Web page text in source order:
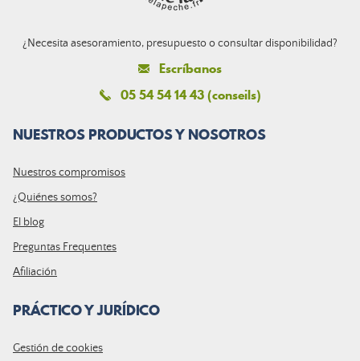
¿Necesita asesoramiento, presupuesto o consultar disponibilidad?
Escríbanos
05 54 54 14 43 (conseils)
NUESTROS PRODUCTOS Y NOSOTROS
Nuestros compromisos
¿Quiénes somos?
El blog
Preguntas Frequentes
Afiliación
PRÁCTICO Y JURÍDICO
Gestión de cookies